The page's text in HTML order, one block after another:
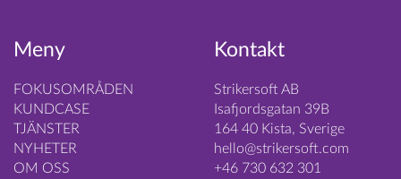
Meny
FOKUSOMRÅDEN
KUNDCASE
TJÄNSTER
NYHETER
OM OSS
Kontakt
Strikersoft AB
Isafjordsgatan 39B
164 40 Kista, Sverige
hello@strikersoft.com
+46 730 632 301